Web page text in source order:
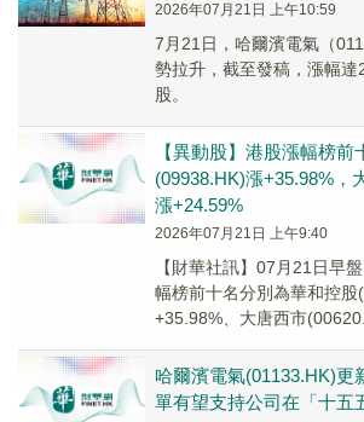
2026年07月21日 上午10:59
7月21日，哈爾濱電氣（
勢拉升，截至發稿，漲幅
股。
【異動股】港股漲幅榜前
(09938.HK)漲+35.98%，
漲+24.59%
2026年07月21日 上午9:40
【財華社訊】07月21日早
幅榜前十名分別為華和控
+35.98%、大唐西市
哈爾濱電氣(01133.HK)更
單有望支持公司在「十五